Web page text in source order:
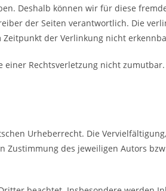
Deshalb können wir für diese
der Seiten verantwortlich. Die
der Verlinkung nicht
Rechtsverletzung nicht
Urheberrecht. Die
des jeweiligen Autors